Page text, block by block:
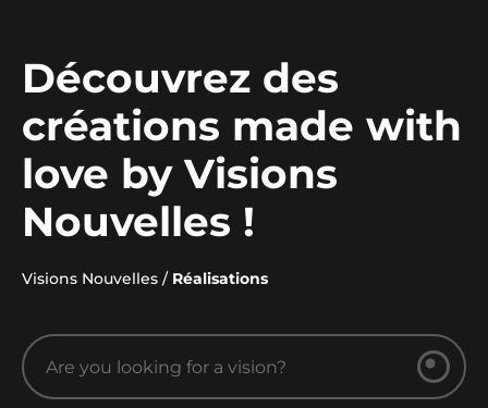
Découvrez des
créations made with
love by Visions
Nouvelles !
Visions Nouvelles / Réalisations